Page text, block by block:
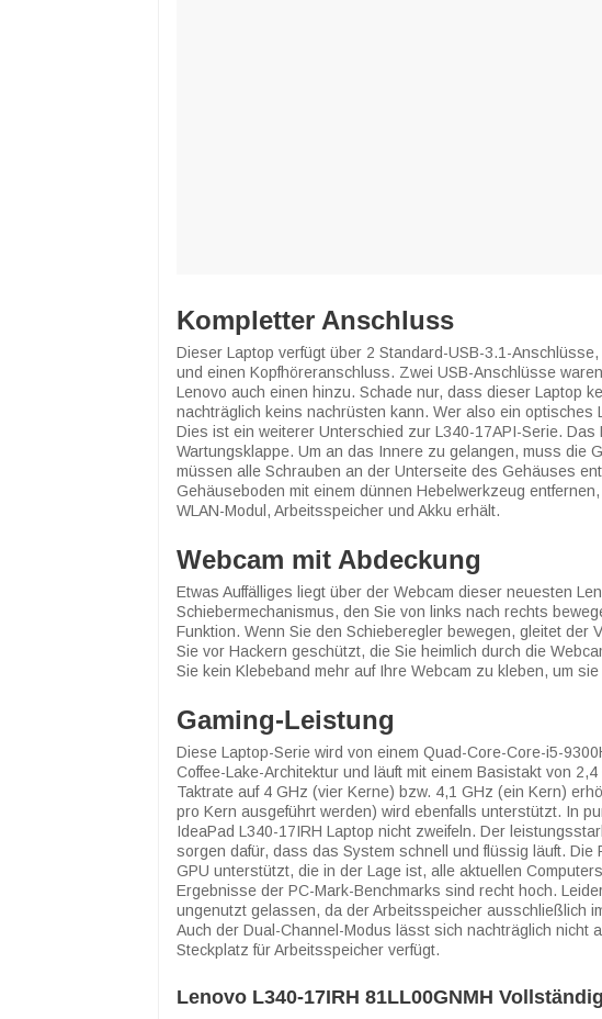
Kompletter Anschluss
Dieser Laptop verfügt über 2 Standard-USB-3.1-
und einen Kopfhöreranschluss. Zwei USB-Anschlüsse
Lenovo auch einen hinzu. Schade nur, dass dieser Laptop
nachträglich keins nachrüsten kann. Wer also ein optisches
Dies ist ein weiterer Unterschied zur L340-17API-Serie.
Wartungsklappe. Um an das Innere zu gelangen, muss die
müssen alle Schrauben an der Unterseite des Gehäuses
Gehäuseboden mit einem dünnen Hebelwerkzeug
WLAN-Modul, Arbeitsspeicher und Akku erhält.
Webcam mit Abdeckung
Etwas Auffälliges liegt über der Webcam dieser neuesten
Schiebermechanismus, den Sie von links nach rechts
Funktion. Wenn Sie den Schieberegler bewegen, gleitet der
Sie vor Hackern geschützt, die Sie heimlich durch die
Sie kein Klebeband mehr auf Ihre Webcam zu kleben, um
Gaming-Leistung
Diese Laptop-Serie wird von einem Quad-Core-Core-i5-
Coffee-Lake-Architektur und läuft mit einem Basistakt von
Taktrate auf 4 GHz (vier Kerne) bzw. 4,1 GHz (ein Kern)
pro Kern ausgeführt werden) wird ebenfalls unterstützt. In
IdeaPad L340-17IRH Laptop nicht zweifeln. Der
sorgen dafür, dass das System schnell und flüssig läuft.
GPU unterstützt, die in der Lage ist, alle aktuellen
Ergebnisse der PC-Mark-Benchmarks sind recht hoch.
ungenutzt gelassen, da der Arbeitsspeicher ausschließlich
Auch der Dual-Channel-Modus lässt sich nachträglich nicht
Steckplatz für Arbeitsspeicher verfügt.
Lenovo L340-17IRH 81LL00GNMH